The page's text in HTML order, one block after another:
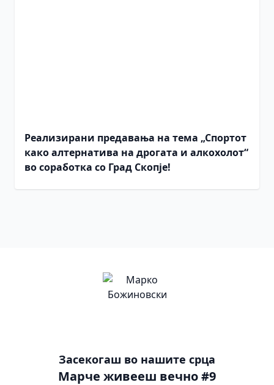
Реализирани предавања на тема „Спортот
како алтернатива на дрогата и алкохолот“
во соработка со Град Скопје!
Засекогаш во нашите срца
Марче живееш вечно #9